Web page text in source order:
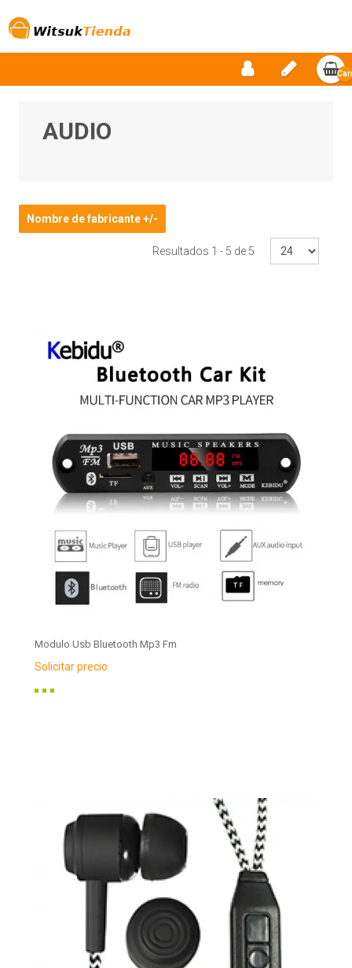
AUDIO
Nombre de fabricante +/-
Resultados 1 - 5 de 5
Modulo Usb Bluetooth Mp3 Fm
Solicitar precio